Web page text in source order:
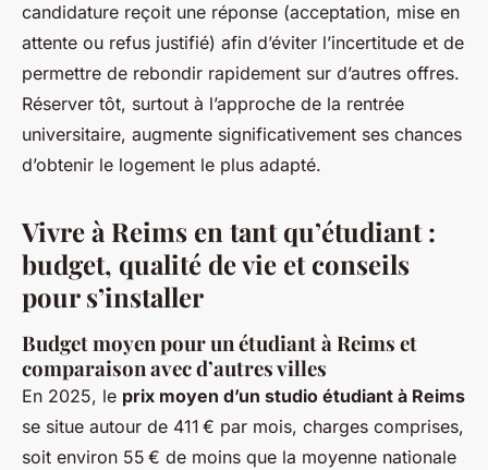
candidature reçoit une réponse (acceptation, mise en
attente ou refus justifié) afin d’éviter l’incertitude et de
permettre de rebondir rapidement sur d’autres offres.
Réserver tôt, surtout à l’approche de la rentrée
universitaire, augmente significativement ses chances
d’obtenir le logement le plus adapté.
Vivre à Reims en tant qu’étudiant :
budget, qualité de vie et conseils
pour s’installer
Budget moyen pour un étudiant à Reims et
comparaison avec d’autres villes
En 2025, le prix moyen d’un studio étudiant à Reims
se situe autour de 411 € par mois, charges comprises,
soit environ 55 € de moins que la moyenne nationale